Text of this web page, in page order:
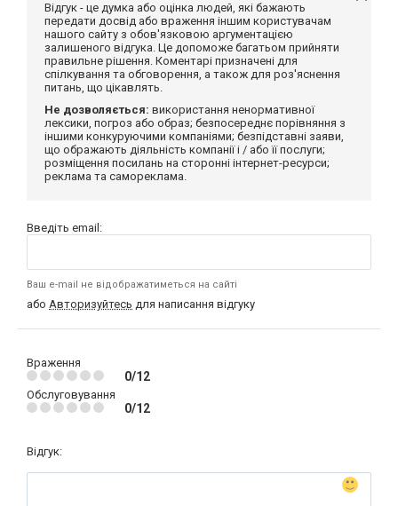
Відгук - це думка або оцінка людей, які бажають
передати досвід або враження іншим користувачам
нашого сайту з обов'язковою аргументацією
залишеного відгука. Це допоможе багатьом прийняти
правильне рішення. Коментарі призначені для
спілкування та обговорення, а також для роз'яснення
питань, що цікавлять.
Не дозволяється: використання ненормативної
лексики, погроз або образ; безпосереднє порівняння з
іншими конкуруючими компаніями; безпідставні заяви,
що ображають діяльність компанії і / або її послуги;
розміщення посилань на сторонні інтернет-ресурси;
реклама та самореклама.
Введіть email:
Ваш e-mail не відображатиметься на сайті
або Авторизуйтесь для написання відгуку
Враження
0/12
Обслуговування
0/12
Відгук: